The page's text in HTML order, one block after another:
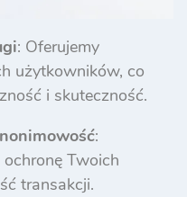
: Oferujemy
użytkowników, co
i skuteczność.
:
ochronę Twoich
transakcji.